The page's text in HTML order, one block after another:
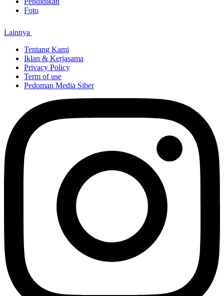
Foto
Lainnya
Tentang Kami
Iklan & Kerjasama
Privacy Policy
Term of use
Pedoman Media Siber